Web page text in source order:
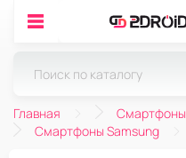
Главная
Смартфоны
Смартфоны Samsung